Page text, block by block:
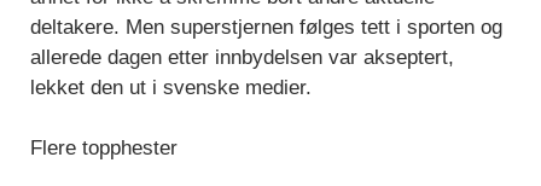
deltakere. Men superstjernen følges tett i sporten og
allerede dagen etter innbydelsen var akseptert,
lekket den ut i svenske medier.
Flere topphester